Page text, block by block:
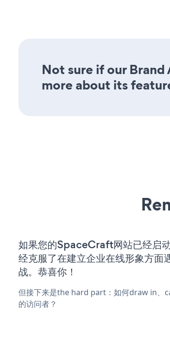
Not sure if our
more about its
如果您的SpaceCraft网站已经启
经克服了在建立企业在线形象方面
战。恭喜你！
但接下来是the hard part：如何draw in、
的访问者？